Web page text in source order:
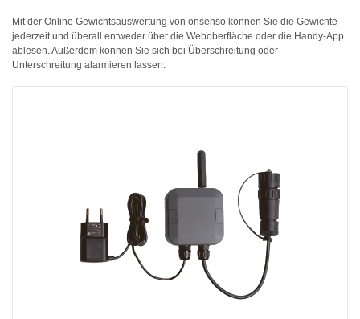
Mit der Online Gewichtsauswertung von onsenso können Sie die Gewichte
jederzeit und überall entweder über die Weboberfläche oder die Handy-App
ablesen. Außerdem können Sie sich bei Überschreitung oder
Unterschreitung alarmieren lassen.